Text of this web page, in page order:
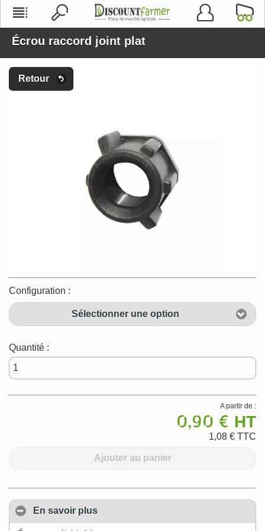
Écrou raccord joint plat
Retour
Configuration :
Sélectionner une option
Quantité :
A partir de :
0,90 € HT
1,08 € TTC
Ajouter au panier
En savoir plus